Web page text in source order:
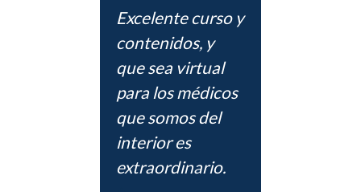
Excelente curso y
contenidos, y
que sea virtual
para los médicos
que somos del
interior es
extraordinario.